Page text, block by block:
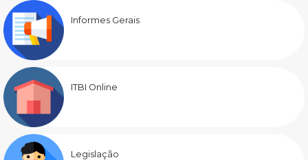
Informes Gerais
ITBI Online
Legislação